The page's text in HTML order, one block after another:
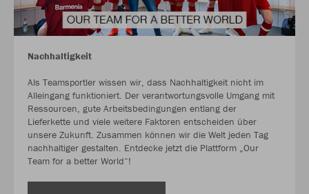
Nachhaltigkeit
Als Teamsportler wissen wir, dass Nachhaltigkeit nicht im
Alleingang funktioniert. Der verantwortungsvolle Umgang mit
Ressourcen, gute Arbeitsbedingungen entlang der
Lieferkette und viele weitere Faktoren entscheiden über
unsere Zukunft. Zusammen können wir die Welt jeden Tag
nachhaltiger gestalten. Entdecke jetzt die Plattform „Our
Team for a better World“!